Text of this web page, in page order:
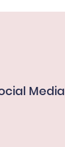
Media